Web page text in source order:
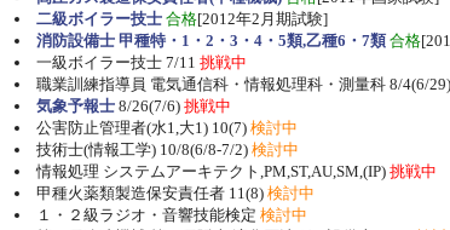
二級ボイラー技士 合格[2012年2月期試験]
消防設備士 甲種特・1・2・3・4・5類,乙種6・7類 合格
一級ボイラー技士 7/11 挑戦中
職業訓練指導員 電気通信科・情報処理科・測量科 8/4(6/29)
気象予報士 8/26(7/6) 挑戦中
公害防止管理者(水1,大1) 10(7) 検討中
技術士(情報工学) 10/8(6/8-7/2) 検討中
情報処理 システムアーキテクト,PM,ST,AU,SM,(IP) 挑戦中
甲種火薬類製造保安責任者 11(8) 検討中
１・２級ラジオ・音響技能検定 検討中